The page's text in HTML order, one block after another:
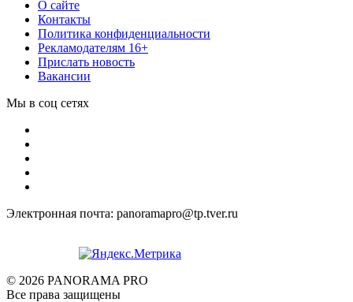
О сайте
Контакты
Политика конфиденциальности
Рекламодателям 16+
Прислать новость
Вакансии
Мы в соц сетях
Электронная почта: panoramapro@tp.tver.ru
© 2026 PANORAMA PRO
Все права защищены